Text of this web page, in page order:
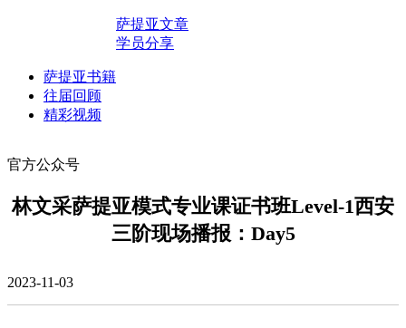
萨提亚文章
学员分享
萨提亚书籍
往届回顾
精彩视频
官方公众号
林文采萨提亚模式专业课证书班Level-1西安
三阶现场播报：Day5
2023-11-03